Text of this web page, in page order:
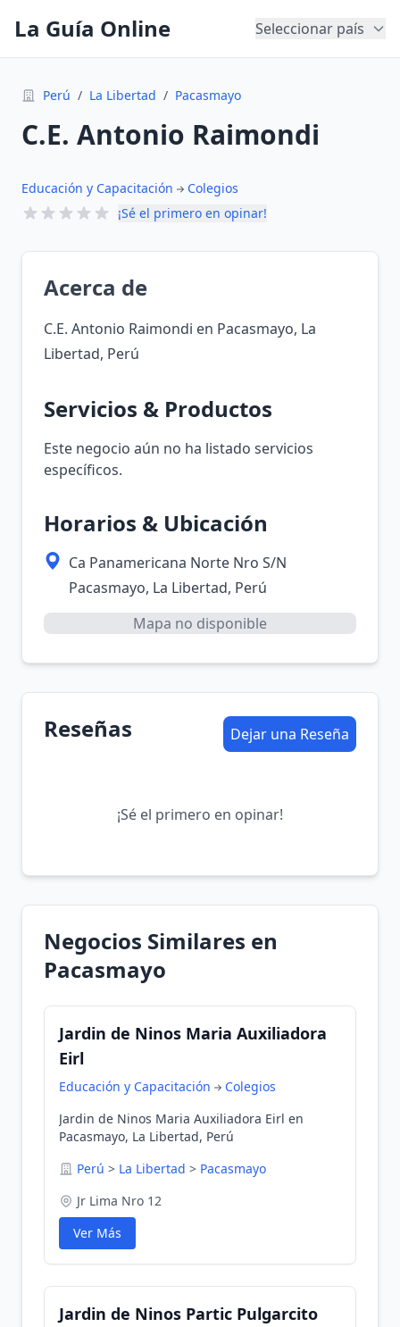
La Guía Online Seleccionar país
Perú / La Libertad / Pacasmayo
C.E. Antonio Raimondi
Educación y Capacitación
Colegios
¡Sé el primero en opinar!
Acerca de
C.E. Antonio Raimondi en Pacasmayo, La
Libertad, Perú
Servicios & Productos
Este negocio aún no ha listado servicios
específicos.
Horarios & Ubicación
Ca Panamericana Norte Nro S/N
Pacasmayo, La Libertad, Perú
Mapa no disponible
Reseñas Dejar una Reseña
¡Sé el primero en opinar!
Negocios Similares en
Pacasmayo
Jardin de Ninos Maria Auxiliadora
Eirl
Educación y Capacitación
Colegios
Jardin de Ninos Maria Auxiliadora Eirl en
Pacasmayo, La Libertad, Perú
Perú > La Libertad > Pacasmayo
Jr Lima Nro 12
Ver Más
Jardin de Ninos Partic Pulgarcito